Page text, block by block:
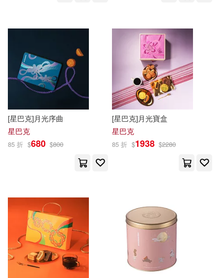
Eric(1)
Eric/ Paltrow(1) Eunice(1)
Florist編輯部(1)
Gwyneth (NRT)(1)
Julia Donaldson(1)
KURI，一粒松子(1)
Keegan(1)
聖經資源中心(3)
華納兄弟影業(3)
SONY MUSIC(2)
Simon & Schuster, Inc.(2)
信誼基金出版社(2) 八方(2)
北京燕山出版社(2)
[星巴克]月光序曲
星巴克
85 折 $680 $800
[星巴克]月光寶盒
星巴克
85 折 $1938 $2280